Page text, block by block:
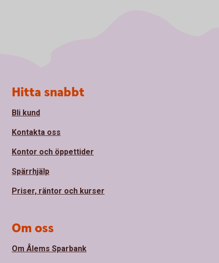
Sidfot
Hitta snabbt
Bli kund
Kontakta oss
Kontor och öppettider
Spärrhjälp
Priser, räntor och kurser
Om oss
Om Ålems Sparbank